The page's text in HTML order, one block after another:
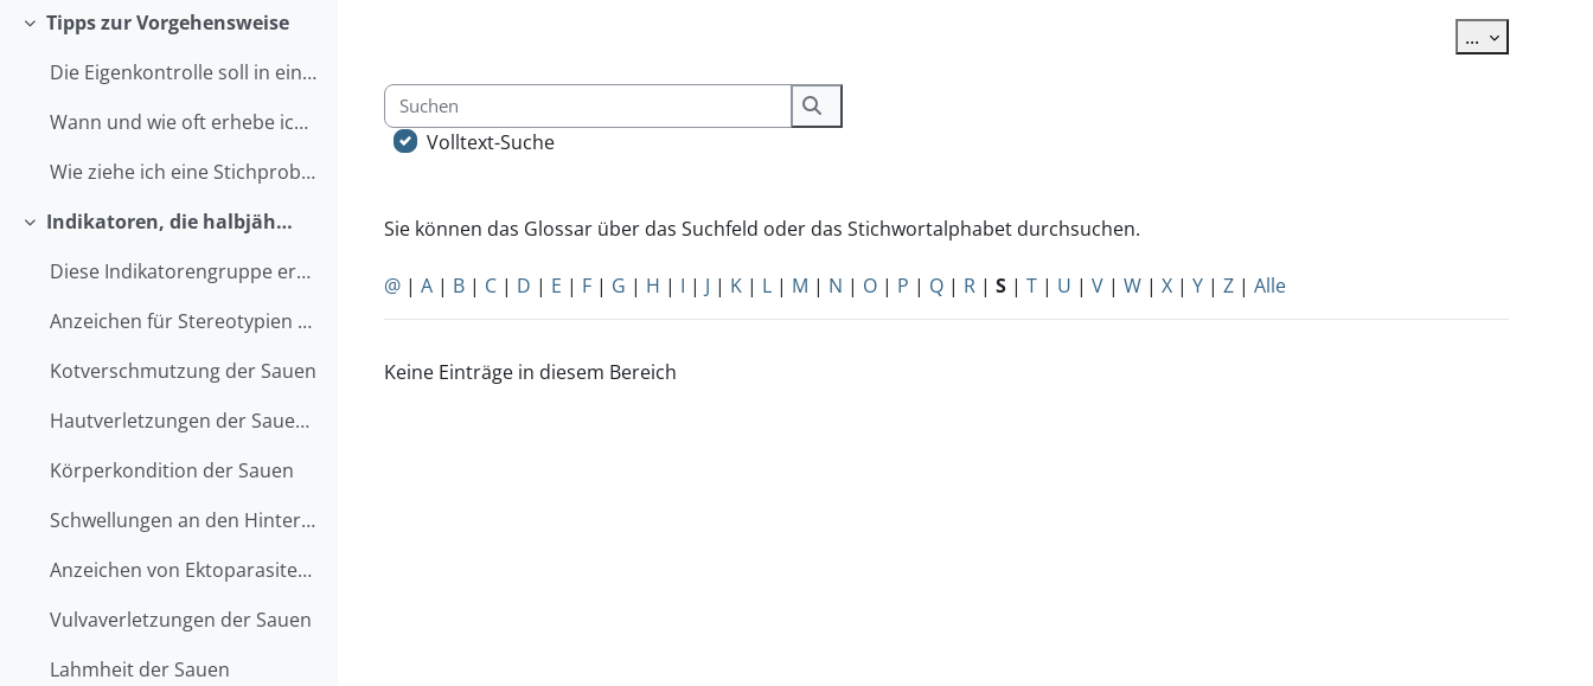
Einklappen
Tipps zur Vorgehensweise
Die Eigenkontrolle soll in einem vertretbaren Aufw...
Wann und wie oft erhebe ich die Tierschutzindikatoren?
Wie ziehe ich eine Stichprobe?
Einklappen
Indikatoren, die halbjährlich im Stall erhoben werden
Diese Indikatorengruppe erheben Sie im Stall an ei...
Anzeichen für Stereotypien bei Sauen
Kotverschmutzung der Sauen
Hautverletzungen der Sauen (ohne Vulva, Gesäuge und Schulterläsionen)
Körperkondition der Sauen
Schwellungen an den Hinterbeinen der Sauen
Anzeichen von Ektoparasiten der Sauen
Vulvaverletzungen der Sauen
Lahmheit der Sauen
... Einträge
Suchen
Suchen
Volltext-Suche
Sie können das Glossar über das Suchfeld oder das Stichwortalphabet durchsuchen.
@ | A | B | C | D | E | F | G | H | I | J | K | L | M | N | O | P | Q | R | S | T | U | V | W | X | Y | Z | Alle
Keine Einträge in diesem Bereich